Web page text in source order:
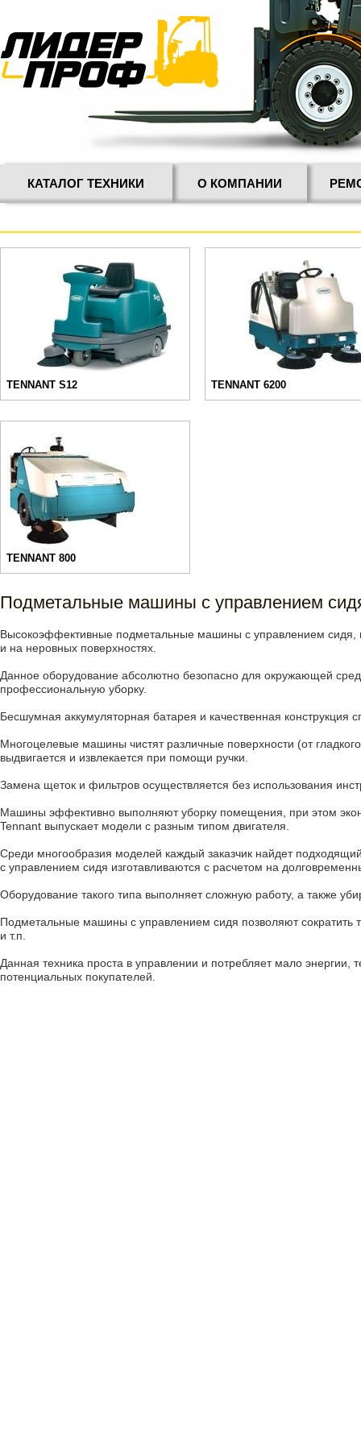
КАТАЛОГ ТЕХНИКИ О КОМПАНИИ
TENNANT S12 TENNANT 6200
TENNANT 800
Подметальные машины с управлением
Высокоэффективные подметальные машины с управлением
и на неровных поверхностях.
Данное оборудование абсолютно безопасно для окружающей
профессиональную уборку.
Бесшумная аккумуляторная батарея и качественная
Многоцелевые машины чистят различные поверхности (от
выдвигается и извлекается при помощи ручки.
Замена щеток и фильтров осуществляется без использования
Машины эффективно выполняют уборку помещения, при этом
Tennant выпускает модели с разным типом двигателя.
Среди многообразия моделей каждый заказчик найдет
с управлением сидя изготавливаются с расчетом на
Оборудование такого типа выполняет сложную работу, а также
Подметальные машины с управлением сидя позволяют сократить
и т.п.
Данная техника проста в управлении и потребляет мало
потенциальных покупателей.